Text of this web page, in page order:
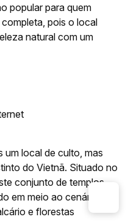
popular para quem
pois o local
natural com um
um local de culto, mas
do Vietnã. Situado no
conjunto de templos,
em meio ao cenário
e florestas